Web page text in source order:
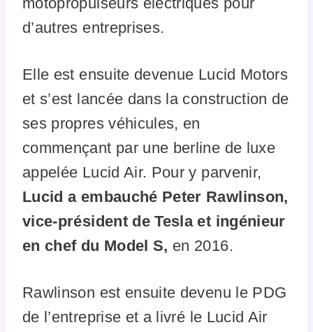
d’autres entreprises.
Elle est ensuite devenue Lucid Motors
et s’est lancée dans la construction de
ses propres véhicules, en
commençant par une berline de luxe
appelée Lucid Air. Pour y parvenir,
Lucid a embauché Peter Rawlinson,
vice-président de Tesla et ingénieur
en chef du Model S, en 2016.
Rawlinson est ensuite devenu le PDG
de l’entreprise et a livré le Lucid Air